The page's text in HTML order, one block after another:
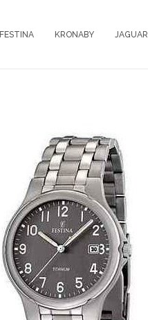
FESTINA KRONABY JAGUAR